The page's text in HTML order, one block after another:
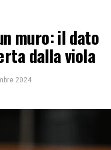
muro: il dato
dalla viola
2024